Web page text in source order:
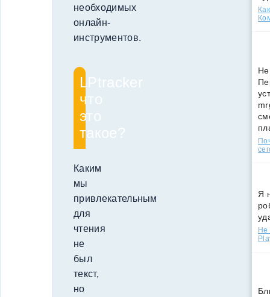
необходимых
онлайн-
инструментов.
LPtracker
что
это
такое?
Каким
мы
привлекательным
для
чтения
не
был
текст,
но
Не
Я
Не